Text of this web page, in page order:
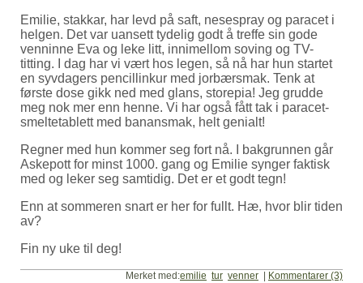
Emilie, stakkar, har levd på saft, nesespray og paracet i
helgen. Det var uansett tydelig godt å treffe sin gode
venninne Eva og leke litt, innimellom soving og TV-
titting. I dag har vi vært hos legen, så nå har hun startet
en syvdagers pencillinkur med jorbærsmak. Tenk at
første dose gikk ned med glans, storepia! Jeg grudde
meg nok mer enn henne. Vi har også fått tak i paracet-
smeltetablett med banansmak, helt genialt!
Regner med hun kommer seg fort nå. I bakgrunnen går
Askepott for minst 1000. gang og Emilie synger faktisk
med og leker seg samtidig. Det er et godt tegn!
Enn at sommeren snart er her for fullt. Hæ, hvor blir tiden
av?
Fin ny uke til deg!
Merket med:emilie tur venner | Kommentarer (3)